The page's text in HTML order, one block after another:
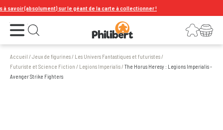
(absolument) sur le géant de la carte à collectionner !
Ouvrir le menu Ouvrir la recherche Connexion
Votre panier
Accueil /Jeux de figurines/ Les Univers Fantastiques et futuristes/
Futuriste et Science Fiction / Legions Imperialis/The Horus Heresy : Legions Imperialis -
Avenger Strike Fighters